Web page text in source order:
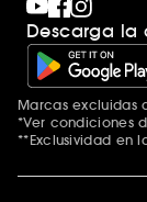
Descarga la
Marcas excluidas
*Ver condiciones
**Exclusividad en